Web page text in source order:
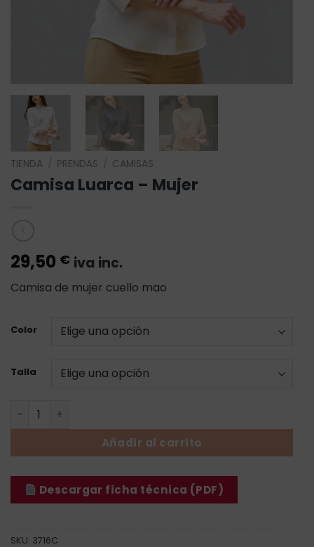
TIENDA PRENDAS CAMISAS
Camisa Luarca – Mujer
29,50 € iva inc.
Camisa de mujer cuello mao
Color
Talla
Camisa Luarca - Mujer cantidad
Añadir al carrito
Descargar ficha técnica (PDF)
SKU: 3716C